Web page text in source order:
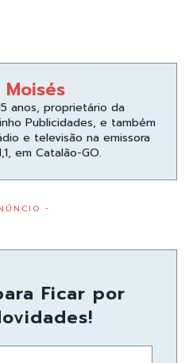
anos, proprietário da
Publicidades, e também
e televisão na emissora
em Catalão-GO.
-
Ficar por